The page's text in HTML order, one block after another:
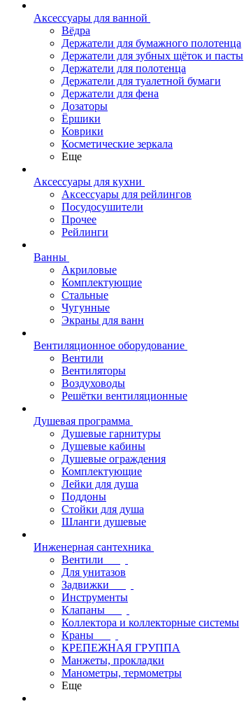
Аксессуары для ванной
Вёдра
Держатели для бумажного полотенца
Держатели для зубных щёток и пасты
Держатели для полотенца
Держатели для туалетной бумаги
Держатели для фена
Дозаторы
Ёршики
Коврики
Косметические зеркала
Еще
Аксессуары для кухни
Аксессуары для рейлингов
Посудосушители
Прочее
Рейлинги
Ванны
Акриловые
Комплектующие
Стальные
Чугунные
Экраны для ванн
Вентиляционное оборудование
Вентили
Вентиляторы
Воздуховоды
Решётки вентиляционные
Душевая программа
Душевые гарнитуры
Душевые кабины
Душевые ограждения
Комплектующие
Лейки для душа
Поддоны
Стойки для душа
Шланги душевые
Инженерная сантехника
Вентили
Для унитазов
Задвижки
Инструменты
Клапаны
Коллектора и коллекторные системы
Краны
КРЕПЕЖНАЯ ГРУППА
Манжеты, прокладки
Манометры, термометры
Еще